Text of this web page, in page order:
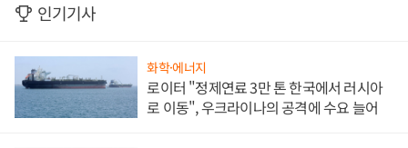
인기기사
화학·에너지
로이터 "정제연료 3만 톤 한국에서 러시아
로 이동", 우크라이나의 공격에 수요 늘어